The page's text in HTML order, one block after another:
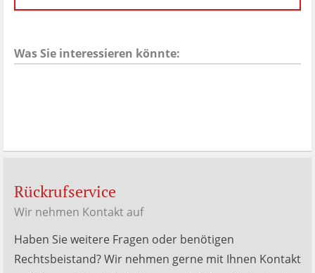
MenkenBewertungen
Was Sie interessieren könnte:
Rückrufservice
Wir nehmen Kontakt auf
Haben Sie weitere Fragen oder benötigen
Rechtsbeistand? Wir nehmen gerne mit Ihnen Kontakt